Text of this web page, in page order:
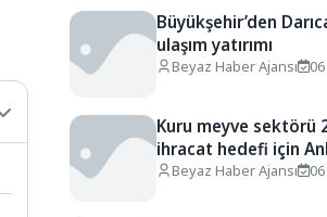
Büyükşehir’den
ulaşım yatırımı
Beyaz Haber Ajansı
Kuru meyve sektörü
ihracat hedefi için
istedi
Beyaz Haber Ajansı